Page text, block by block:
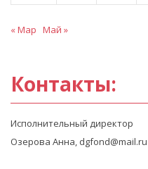
« Мар Май »
Контакты:
Исполнительный директор
Озерова Анна, dgfond@mail.ru